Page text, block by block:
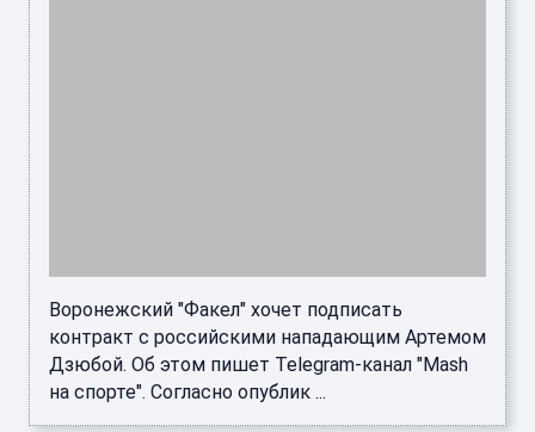
Воронежский "Факел" хочет подписать
контракт с российскими нападающим Артемом
Дзюбой. Об этом пишет Telegram-канал "Mash
на спорте". Согласно опублик ...